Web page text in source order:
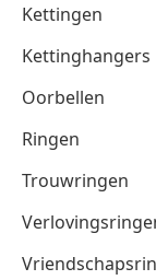
Kettingen
Kettinghangers
Oorbellen
Ringen
Trouwringen